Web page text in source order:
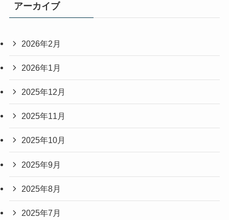
アーカイブ
2026年2月
2026年1月
2025年12月
2025年11月
2025年10月
2025年9月
2025年8月
2025年7月